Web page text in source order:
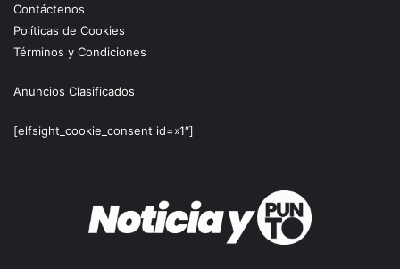
Contáctenos
Políticas de Cookies
Términos y Condiciones
Anuncios Clasificados
[elfsight_cookie_consent id=»1″]